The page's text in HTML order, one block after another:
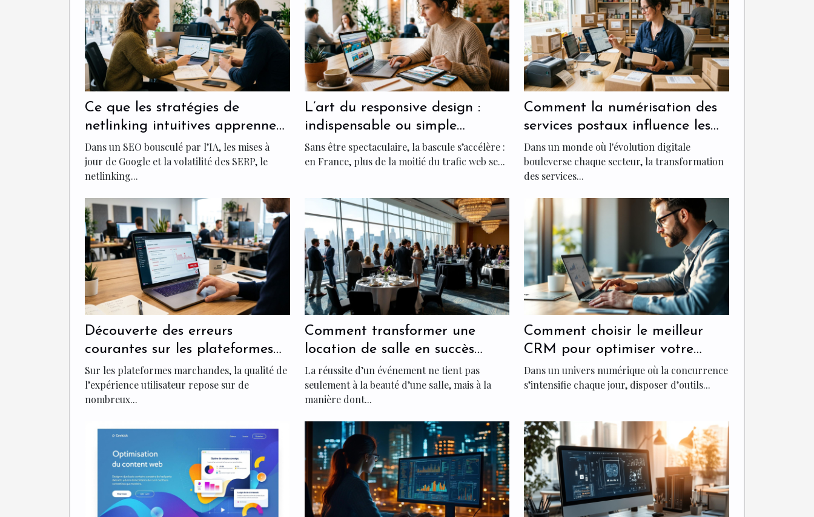
Ce que les stratégies de
netlinking intuitives apprennent
aux spécialistes du seo
Dans un SEO bousculé par l’IA, les mises à
jour de Google et la volatilité des SERP, le
netlinking...
L’art du responsive design :
indispensable ou simple
tendance pour votre site ?
Sans être spectaculaire, la bascule s’accélère :
en France, plus de la moitié du trafic web se...
Comment la numérisation des
services postaux influence les
PME ?
Dans un monde où l'évolution digitale
bouleverse chaque secteur, la transformation
des services...
Découverte des erreurs
courantes sur les plateformes
marchandes avec une analyse
en un clic
Sur les plateformes marchandes, la qualité de
l’expérience utilisateur repose sur de
nombreux...
Comment transformer une
location de salle en succès
événementiel ?
La réussite d’un événement ne tient pas
seulement à la beauté d’une salle, mais à la
manière dont...
Comment choisir le meilleur
CRM pour optimiser votre
marketing entrant ?
Dans un univers numérique où la concurrence
s’intensifie chaque jour, disposer d’outils...